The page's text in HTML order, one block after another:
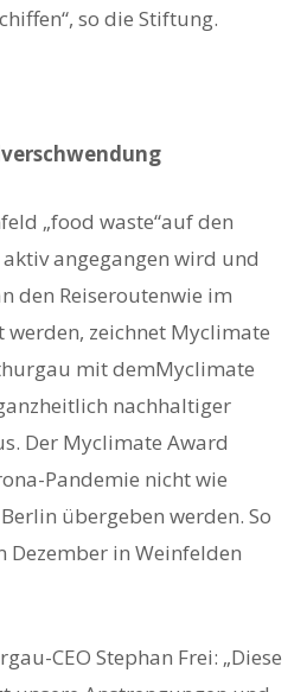
so die Stiftung.
„food waste“auf den
angegangen wird und
den Reiseroutenwie im
zeichnet Myclimate
mit demMyclimate
nachhaltiger
Der Myclimate Award
Pandemie nicht wie
übergeben werden. So
in Weinfelden
CEO Stephan Frei: „Diese